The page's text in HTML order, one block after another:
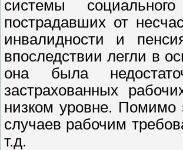
системы
пострадавших от
инвалидности и
впоследствии легли в
она была
застрахованных
низком уровне. Помимо
случаев рабочим
т.д.